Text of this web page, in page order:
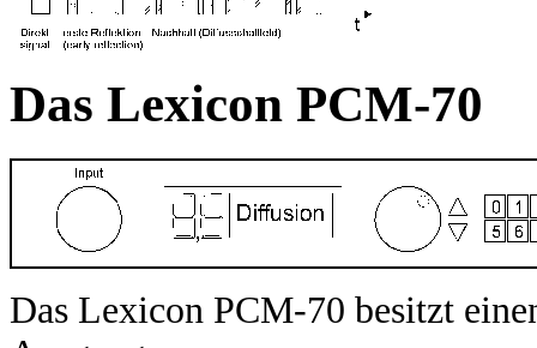
Das Lexicon PCM-70
Das Lexicon PCM-70 besitzt